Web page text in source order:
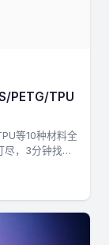
PETG/TPU
等10种材料全
尽，3分钟找到